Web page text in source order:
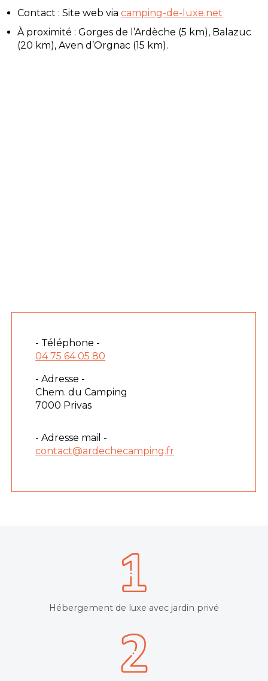
Hébergement de luxe avec jardin privé
Contact : Site web viacamping-de-luxe.net
À proximité : Gorges de l’Ardèche (5 km), Balazuc
(20 km), Aven d’Orgnac (15 km).
- Téléphone -
04 75 64 05 80
- Adresse -
Chem. du Camping
7000 Privas
- Adresse mail -
contact@ardechecamping.fr